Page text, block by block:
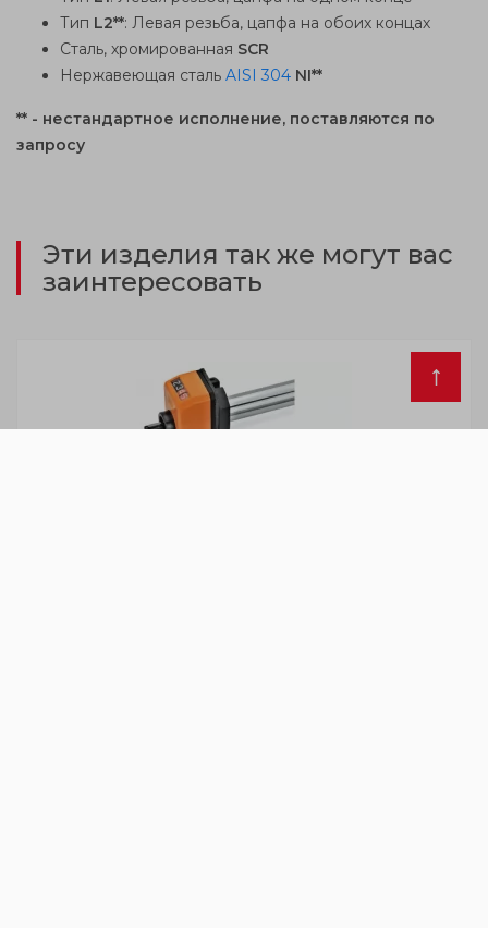
Тип L2**: Левая резьба, цапфа на обоих концах
Сталь, хромированная SCR
Нержавеющая сталь AISI 304 NI**
** - нестандартное исполнение, поставляются по
запросу
Эти изделия так же могут вас
заинтересовать